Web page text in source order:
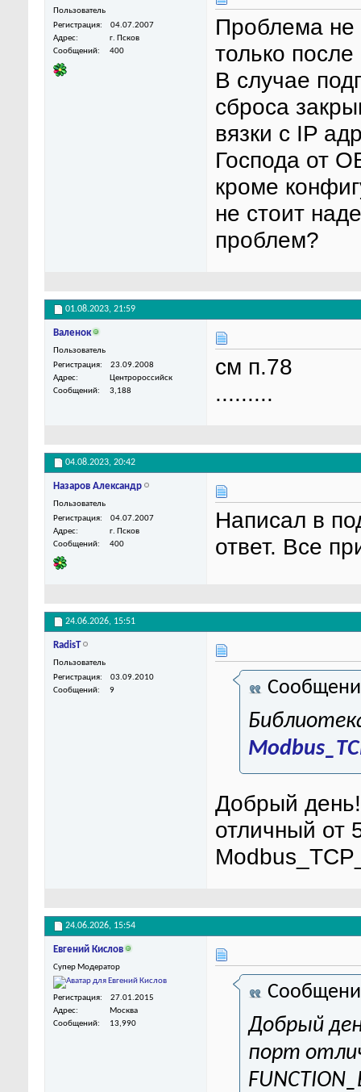
Пользователь
Регистрация
04.07.2007
Адрес
г. Псков
Сообщений
400
Проблема не
только
В случае
сброса
вязки с IP
Господа от
кроме
не стоит
проблем?
01.08.2023, 21:59
Валенок
Пользователь
Регистрация
23.09.2008
Адрес
Центророссийск
Сообщений
3,188
см п.78
.........
04.08.2023, 20:42
Назаров Александр
Пользователь
Регистрация
04.07.2007
Адрес
г. Псков
Сообщений
400
Написал в
ответ. Все
24.06.2026, 15:51
RadisT
Пользователь
Регистрация
03.09.2010
Сообщений
9
Добрый день!
отличный от
24.06.2026, 15:54
Евгений Кислов
Супер Модератор
Регистрация
27.01.2015
Адрес
Москва
Сообщений
13,990
Добрый
порт